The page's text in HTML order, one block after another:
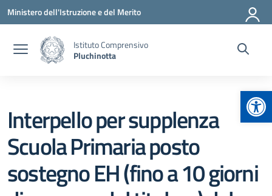
Vai ai contenuti
Vai al menu di navigazione
Vai al footer
Ministero dell'Istruzione e del Merito
Istituto Comprensivo
Pluchinotta
Interpello per supplenza
Scuola Primaria posto
sostegno EH (fino a 10 giorni